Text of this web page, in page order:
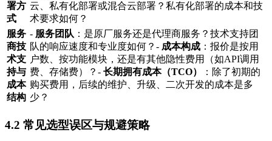
署方
式
云、私有化部署或混合云部署？私有化部署的成本和技
术要求如何？
服务
商技
术支
持与
成本
结构
- 服务团队 ：是原厂服务还是代理商服务？技术支持团
队的响应速度和专业度如何？- 成本构成 ：报价是按用
户数、按功能模块，还是有其他隐性费用（如API调用
费、存储费）？- 长期拥有成本（TCO）
：除了初期的
购买费用，后续的维护、升级、二次开发的成本是多
少？
4.2 常见选型误区与规避策略